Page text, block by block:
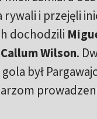
i przejęli
dochodzili
Wilson.
był